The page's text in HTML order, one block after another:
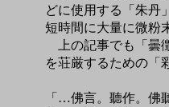
どに使用する「朱丹
短時間に大量に微粉
上の記事でも「曇
を荘厳するための「
「…佛言。聽作。佛